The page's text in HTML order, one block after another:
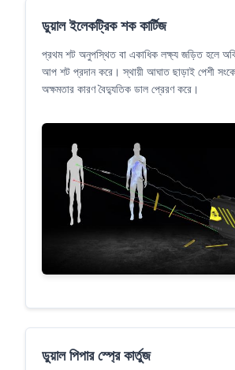
ডুয়াল ইলেকট্রিক শক কার্টিজ
প্রথম শট অনুপস্থিত বা একাধিক লক্ষ্য জড়িত হলে
আপ শট প্রদান করে। স্থায়ী আঘাত ছাড়াই পেশী
অক্ষমতার কারণ বৈদ্যুতিক ডাল প্রেরণ করে।
ডুয়াল পিপার স্প্রে কার্তুজ